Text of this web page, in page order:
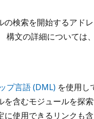
検索を開始するアド
構文の詳細については
プ言語 (DML) を使用し
を含むモジュールを探
使用できるリンクも含